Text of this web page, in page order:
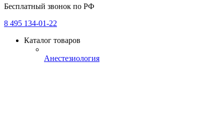
Бесплатный звонок по РФ
8 495 134-01-22
Каталог товаров
Анестезиология